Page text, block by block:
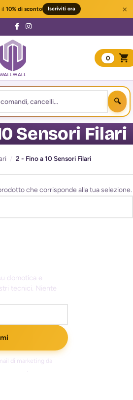
il 10% di sconto Iscriviti ora ×
0
Sensori Filari
/ 2 - Fino a 10 Sensori Filari
che corrisponde alla tua selezione.
domotica e
tecnici. Niente
di marketing da
.